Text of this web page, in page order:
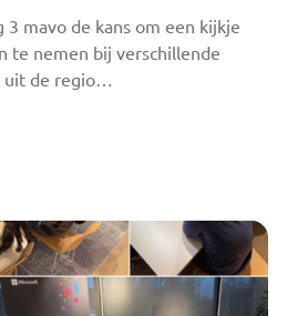
3 mavo de kans om een kijkje
te nemen bij verschillende
uit de regio…